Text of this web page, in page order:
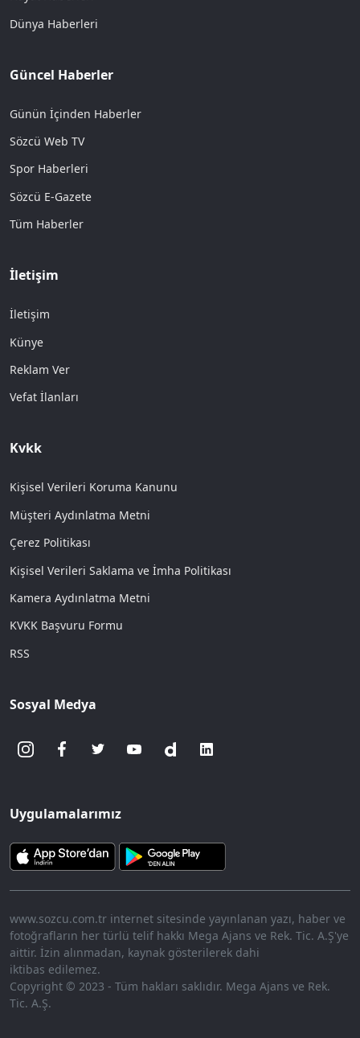
Dünya Haberleri
Güncel Haberler
Günün İçinden Haberler
Sözcü Web TV
Spor Haberleri
Sözcü E-Gazete
Tüm Haberler
İletişim
İletişim
Künye
Reklam Ver
Vefat İlanları
Kvkk
Kişisel Verileri Koruma Kanunu
Müşteri Aydınlatma Metni
Çerez Politikası
Kişisel Verileri Saklama ve İmha Politikası
Kamera Aydınlatma Metni
KVKK Başvuru Formu
RSS
Sosyal Medya
Uygulamalarımız
www.sozcu.com.tr internet sitesinde yayınlanan yazı, haber ve
fotoğrafların her türlü telif hakkı Mega Ajans ve Rek. Tic. A.Ş'ye
aittir. İzin alınmadan, kaynak gösterilerek dahi
iktibas edilemez.
Copyright © 2023 - Tüm hakları saklıdır. Mega Ajans ve Rek.
Tic. A.Ş.